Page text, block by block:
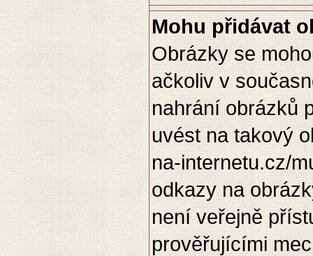
Mohu přidávat
Obrázky se
ačkoliv v
nahrání obrázků
uvést na takový
na-internetu.cz/
odkazy na
není veřejně
prověřujícími